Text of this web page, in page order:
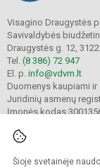
Šioje svetainėje
Visagino Draugystės
Savivaldybės
Draugystės g. 12,
Tel. (8 386) 72 947
El. p. info@vdvm.lt
Duomenys kaupiami ir
Juridinių asmenų
Įmonės kodas
© 2022. Visagino